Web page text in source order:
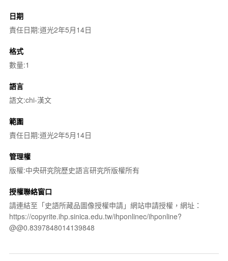
日期
責任日期:道光2年5月14日
格式
數量:1
語言
語文:chi-漢文
範圍
責任日期:道光2年5月14日
管理權
版權:中央研究院歷史語言研究所版權所有
授權聯絡窗口
請連結至「史語所藏品圖像授權申請」網站申請授權，網址：
https://copyrite.ihp.sinica.edu.tw/ihponlinec/ihponline?
@@0.8397848014139848